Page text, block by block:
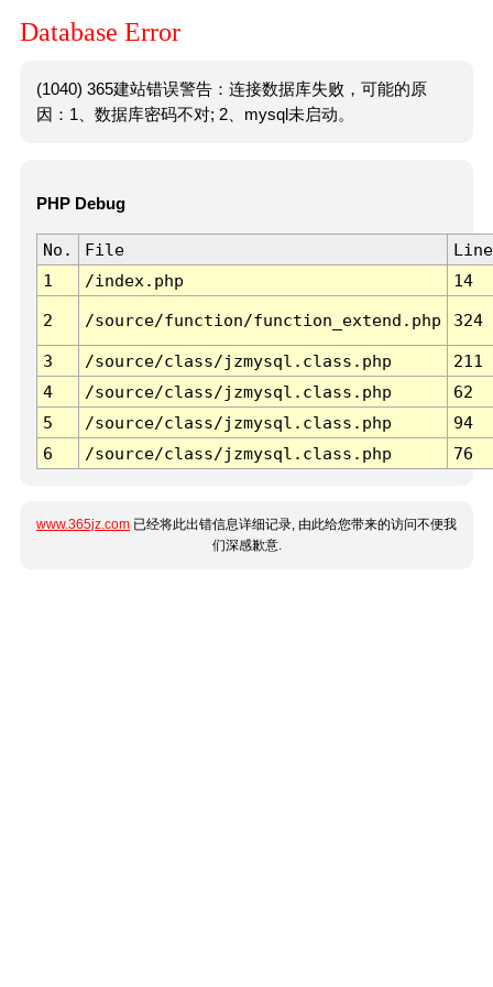
Database Error
(1040) 365建站错误警告：连接数据库失败，可能的原
因：1、数据库密码不对; 2、mysql未启动。
PHP Debug
No. File
Line
1
/index.php 14
2 /source/function/function_extend.php 324
3 /source/class/jzmysql.class.php
211
4
/source/class/jzmysql.class.php
62
5
/source/class/jzmysql.class.php
94
6
/source/class/jzmysql.class.php 76
www.365jz.com 已经将此出错信息详细记录, 由此给您带来的访问不便我
们深感歉意.